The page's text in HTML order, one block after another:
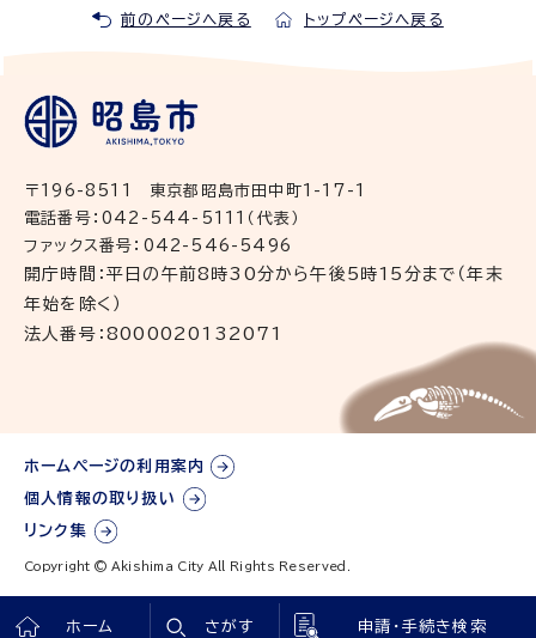
前のページへ戻る トップページへ戻る
ホーム さがす 申請・手続き検索
〒196-8511 東京都昭島市田中町1-17-1
電話番号：042-544-5111（代表）
ファックス番号：042-546-5496
開庁時間：平日の午前8時30分から午後5時15分まで（年末
年始を除く）
法人番号：8000020132071
ホームページの利用案内
個人情報の取り扱い
リンク集
Copyright © Akishima City All Rights Reserved.